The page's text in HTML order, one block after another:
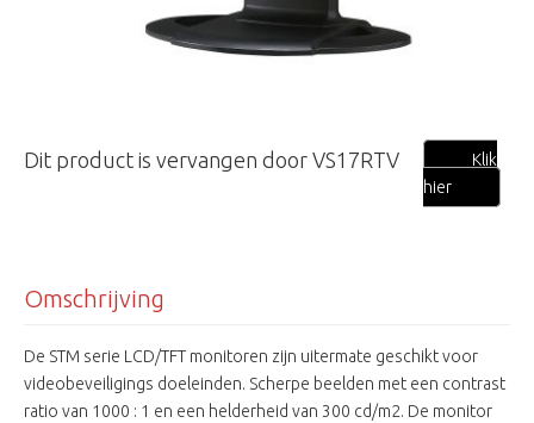
Dit product is vervangen door VS17RTV
Klik
hier
Omschrijving
De STM serie LCD/TFT monitoren zijn uitermate geschikt voor
videobeveiligings doeleinden. Scherpe beelden met een contrast
ratio van 1000 : 1 en een helderheid van 300 cd/m2. De monitor